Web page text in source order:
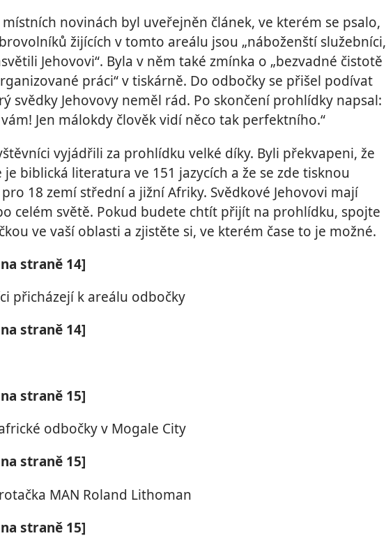
novinách byl uveřejněn článek, ve kterém se psalo,
žijících v tomto areálu jsou „náboženští služebníci,
Jehovovi“. Byla v něm také zmínka o „bezvadné čistotě
práci“ v tiskárně. Do odbočky se přišel podívat
svědky Jehovovy neměl rád. Po skončení prohlídky napsal:
Jen málokdy člověk vidí něco tak perfektního.“
vyjádřili za prohlídku velké díky. Byli překvapeni, že
je biblická literatura ve 151 jazycích a že se zde tisknou
18 zemí střední a jižní Afriky. Svědkové Jehovovi mají
celém světě. Pokud budete chtít přijít na prohlídku, spojte
ve vaší oblasti a zjistěte si, ve kterém čase to je možné.
straně 14]
přicházejí k areálu odbočky
straně 14]
straně 15]
odbočky v Mogale City
straně 15]
MAN Roland Lithoman
straně 15]